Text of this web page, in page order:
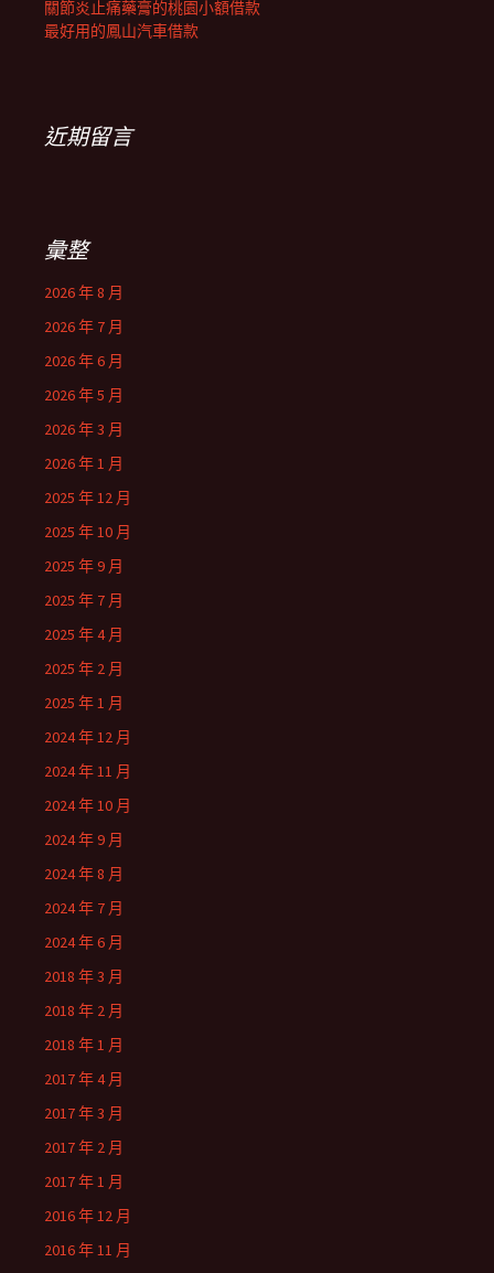
關節炎止痛藥膏的桃園小額借款
最好用的鳳山汽車借款
近期留言
彙整
2026 年 8 月
2026 年 7 月
2026 年 6 月
2026 年 5 月
2026 年 3 月
2026 年 1 月
2025 年 12 月
2025 年 10 月
2025 年 9 月
2025 年 7 月
2025 年 4 月
2025 年 2 月
2025 年 1 月
2024 年 12 月
2024 年 11 月
2024 年 10 月
2024 年 9 月
2024 年 8 月
2024 年 7 月
2024 年 6 月
2018 年 3 月
2018 年 2 月
2018 年 1 月
2017 年 4 月
2017 年 3 月
2017 年 2 月
2017 年 1 月
2016 年 12 月
2016 年 11 月